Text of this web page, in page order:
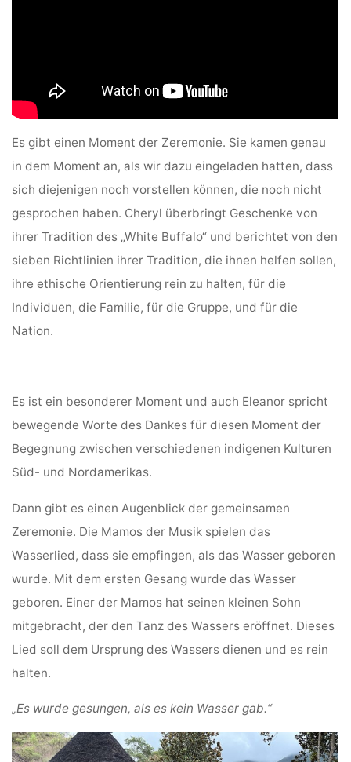
Es gibt einen Moment der Zeremonie. Sie kamen genau
in dem Moment an, als wir dazu eingeladen hatten, dass
sich diejenigen noch vorstellen können, die noch nicht
gesprochen haben. Cheryl überbringt Geschenke von
ihrer Tradition des „White Buffalo“ und berichtet von den
sieben Richtlinien ihrer Tradition, die ihnen helfen sollen,
ihre ethische Orientierung rein zu halten, für die
Individuen, die Familie, für die Gruppe, und für die
Nation.
Es ist ein besonderer Moment und auch Eleanor spricht
bewegende Worte des Dankes für diesen Moment der
Begegnung zwischen verschiedenen indigenen Kulturen
Süd- und Nordamerikas.
Dann gibt es einen Augenblick der gemeinsamen
Zeremonie. Die Mamos der Musik spielen das
Wasserlied, dass sie empfingen, als das Wasser geboren
wurde. Mit dem ersten Gesang wurde das Wasser
geboren. Einer der Mamos hat seinen kleinen Sohn
mitgebracht, der den Tanz des Wassers eröffnet. Dieses
Lied soll dem Ursprung des Wassers dienen und es rein
halten.
„Es wurde gesungen, als es kein Wasser gab.“